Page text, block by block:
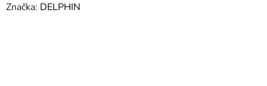
hodnocení
Značka: DELPHIN